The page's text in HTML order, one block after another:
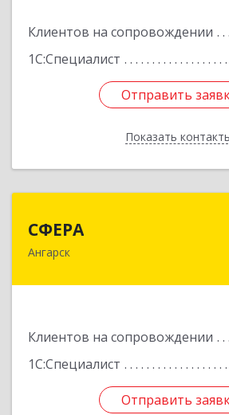
Клиентов на сопровождении
1С:Специалист
Отправить
Показать
Отправить
Назад
СФЕРА
Ангарск
Клиентов на сопровождении
1С:Специалист
Отправить
665816, Иркутская обл,
Отправить